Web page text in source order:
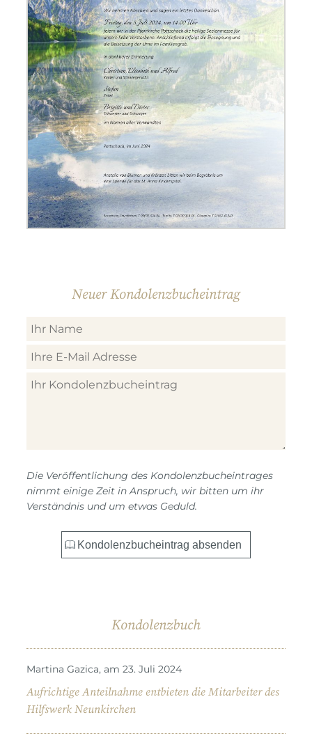
Neuer Kondolenzbucheintrag
Die Veröffentlichung des Kondolenzbucheintrages
nimmt einige Zeit in Anspruch, wir bitten um ihr
Verständnis und um etwas Geduld.
Kondolenzbuch
Martina Gazica, am 23. Juli 2024
Aufrichtige Anteilnahme entbieten die Mitarbeiter des
Hilfswerk Neunkirchen